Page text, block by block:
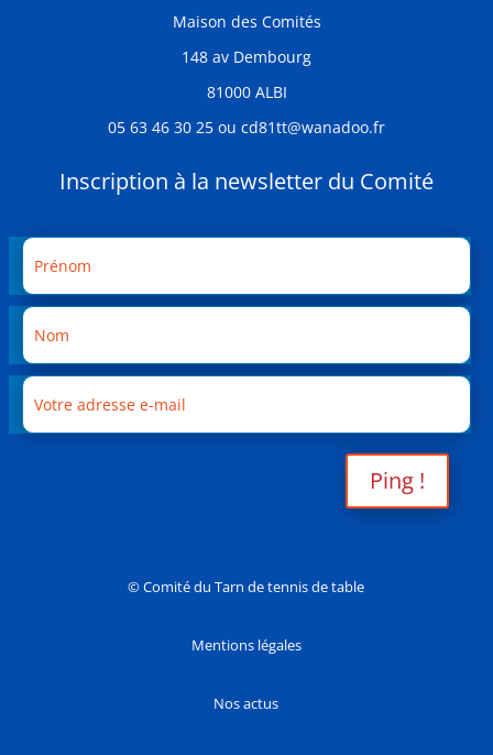
Maison des Comités
148 av Dembourg
81000 ALBI
05 63 46 30 25 ou cd81tt@wanadoo.fr
Inscription à la newsletter du Comité
Ping !
© Comité du Tarn de tennis de table
Mentions légales
Nos actus